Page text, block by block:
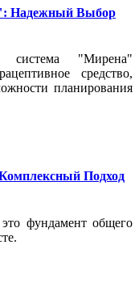
Надежный Выбор
система "Мирена"
средство,
планирования
Подход
фундамент общего